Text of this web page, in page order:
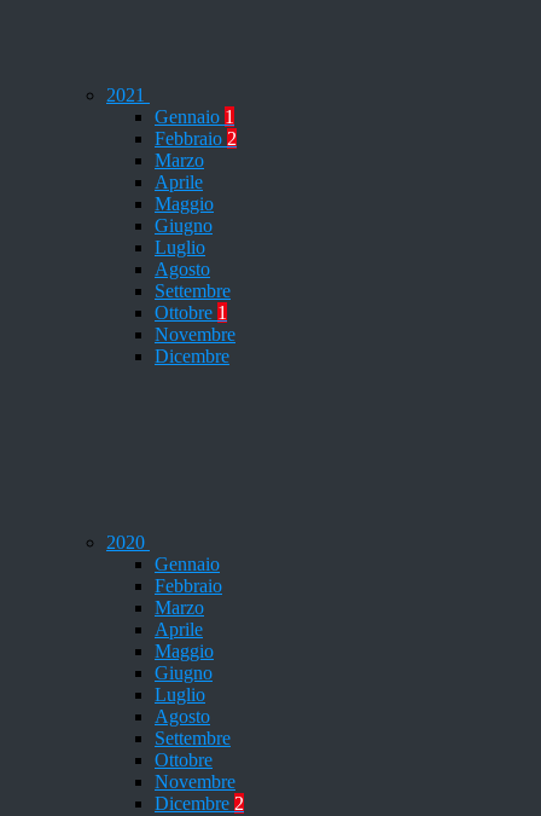
2021
Gennaio 1
Febbraio 2
Marzo
Aprile
Maggio
Giugno
Luglio
Agosto
Settembre
Ottobre 1
Novembre
Dicembre
2020
Gennaio
Febbraio
Marzo
Aprile
Maggio
Giugno
Luglio
Agosto
Settembre
Ottobre
Novembre
Dicembre 2